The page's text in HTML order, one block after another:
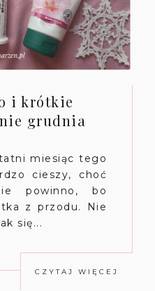
i krótkie
grudnia
tego
cieszy, choć
powinno, bo
z przodu. Nie
się...
CZYTAJ WIĘCEJ